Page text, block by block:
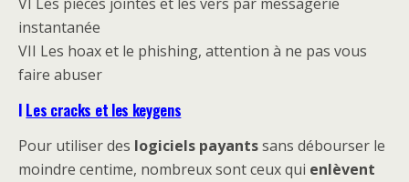
instantanée
VII Les hoax et le phishing, attention à ne pas vous
faire abuser
I Les cracks et les keygens
Pour utiliser des logiciels payantssans débourser le
moindre centime, nombreux sont ceux qui enlèvent